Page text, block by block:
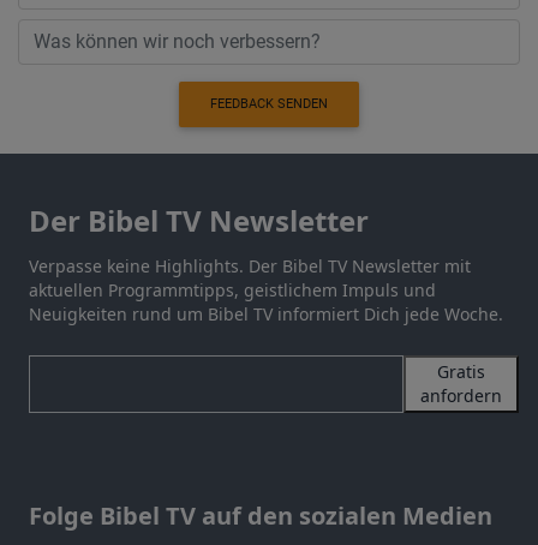
FEEDBACK SENDEN
Der Bibel TV Newsletter
Verpasse keine Highlights. Der Bibel TV Newsletter mit
aktuellen Programmtipps, geistlichem Impuls und
Neuigkeiten rund um Bibel TV informiert Dich jede Woche.
Gratis
anfordern
Folge Bibel TV auf den sozialen Medien